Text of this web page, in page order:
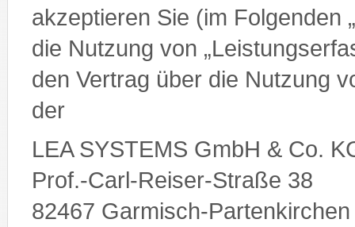
akzeptieren Sie (im Folgenden
die Nutzung von
den Vertrag über die Nutzung
der
LEA SYSTEMS GmbH & Co.
Prof.-Carl-Reiser-Straße 38
82467 Garmisch-Partenkirchen